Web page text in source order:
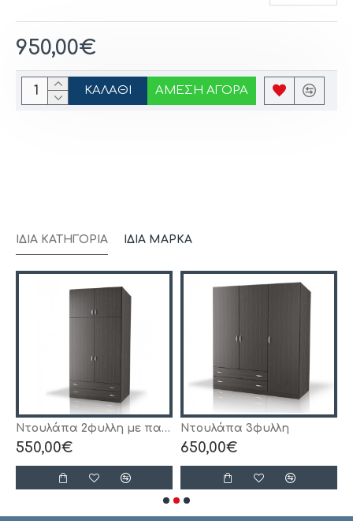
950,00€
ΚΑΛΆΘΙ ΆΜΕΣΗ ΑΓΟΡΆ
ΊΔΙΑ ΚΑΤΗΓΟΡΊΑ ΊΔΙΑ ΜΆΡΚΑ
Ντουλάπα 2φυλλη με πατάρι
550,00€
Ντουλάπα 3φυλλη
650,00€